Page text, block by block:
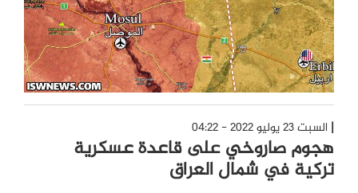
السبت 23 يوليو 2022 - 04:22
هجوم صاروخي على قاعدة عسكرية
تركية في شمال العراق